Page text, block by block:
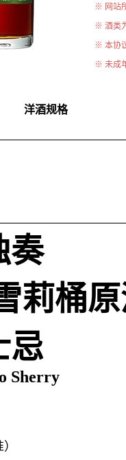
※ 网站
※ 酒类
※ 本协
※ 未成
洋酒规格
奏
莉桶
忌
Sherry